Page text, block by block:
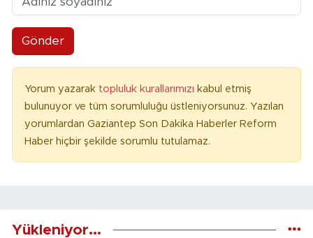
Gönder
Yorum yazarak topluluk kurallarımızı kabul etmiş
bulunuyor ve tüm sorumluluğu üstleniyorsunuz. Yazılan
yorumlardan Gaziantep Son Dakika Haberler Reform
Haber hiçbir şekilde sorumlu tutulamaz.
Yükleniyor...